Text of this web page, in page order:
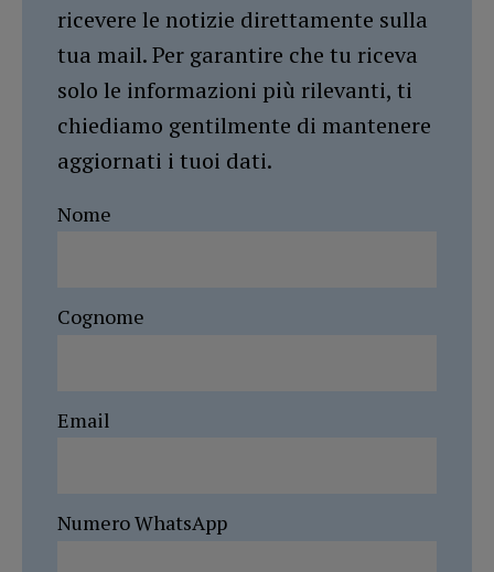
ricevere le notizie direttamente sulla
tua mail. Per garantire che tu riceva
solo le informazioni più rilevanti, ti
chiediamo gentilmente di mantenere
aggiornati i tuoi dati.
Nome
Cognome
Email
Numero WhatsApp